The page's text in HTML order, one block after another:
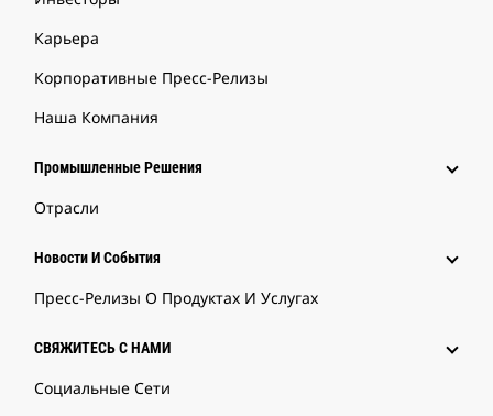
Карьера
Корпоративные Пресс-Релизы
Наша Компания
Промышленные Решения
Отрасли
Новости И События
Пресс-Релизы О Продуктах И Услугах
СВЯЖИТЕСЬ С НАМИ
Социальные Сети